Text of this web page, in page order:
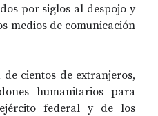
por siglos al despojo y
medios de comunicación
cientos de extranjeros,
humanitarios para
federal y de los